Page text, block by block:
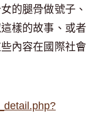
的腿骨做號子、
樣的故事、或者
內容在國際社會